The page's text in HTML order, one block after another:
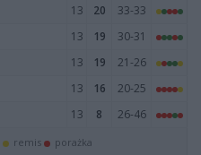
13 20
33-33
13 19
30-31
13 19
21-26
13 16
20-25
13 8 26-46
remis porażka